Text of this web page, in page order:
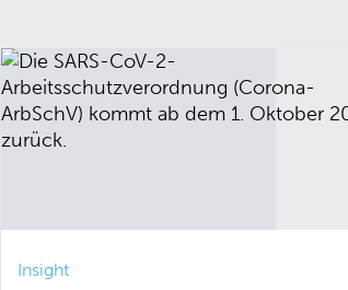
Insight